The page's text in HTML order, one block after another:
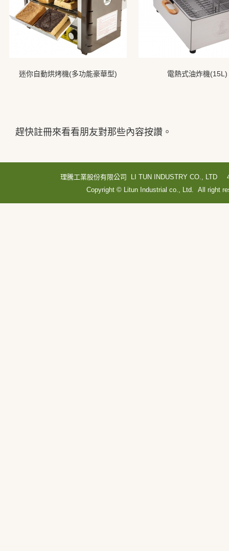
迷你自動烘烤機(多功能豪華型) 電熱式油炸機(15L)
趕快註冊來看看朋友對那些內容按讚。
理騰工業股份有限公司 LI TUN INDUSTRY CO., LTD
Copyright © Litun Industrial co., Ltd. All right